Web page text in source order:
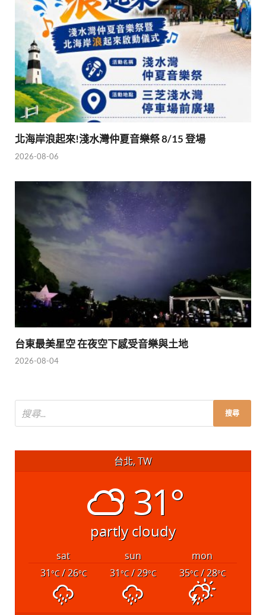
北海岸浪起來!淺水灣仲夏音樂祭 8/15 登場
2026-08-06
台東最美星空 在夜空下感受音樂與土地
2026-08-04
台北, TW
31°
partly cloudy
sat sun
mon
31°C/ 26°C 31°C/ 29°C 35°C/ 28°C